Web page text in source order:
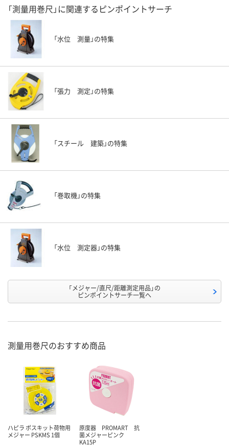
「測量用巻尺」に関連するピンポイントサーチ
「水位 測量」の特集
「張力 測定」の特集
「スチール 建築」の特集
「巻取機」の特集
「水位 測定器」の特集
「メジャー/直尺/距離測定用品」の
ピンポイントサーチ一覧へ
測量用巻尺のおすすめ商品
ハピラ ポスキット荷物用
メジャー PSKMS 1個
原度器 PROMART 抗
菌メジャーピンク
KA15P